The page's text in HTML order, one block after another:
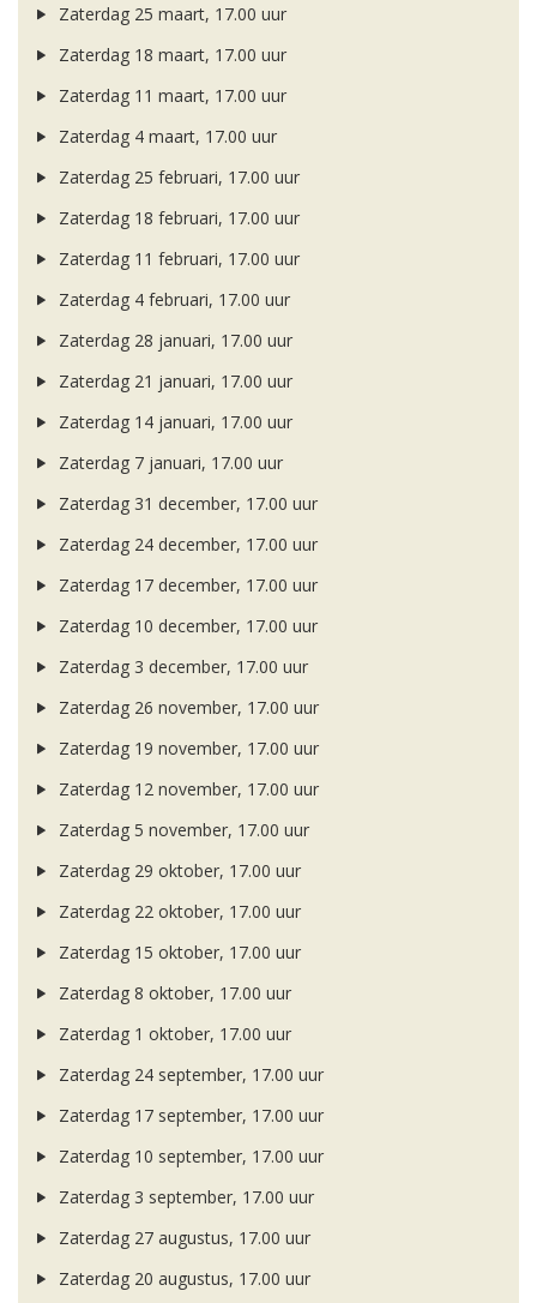
Zaterdag 25 maart, 17.00 uur
Zaterdag 18 maart, 17.00 uur
Zaterdag 11 maart, 17.00 uur
Zaterdag 4 maart, 17.00 uur
Zaterdag 25 februari, 17.00 uur
Zaterdag 18 februari, 17.00 uur
Zaterdag 11 februari, 17.00 uur
Zaterdag 4 februari, 17.00 uur
Zaterdag 28 januari, 17.00 uur
Zaterdag 21 januari, 17.00 uur
Zaterdag 14 januari, 17.00 uur
Zaterdag 7 januari, 17.00 uur
Zaterdag 31 december, 17.00 uur
Zaterdag 24 december, 17.00 uur
Zaterdag 17 december, 17.00 uur
Zaterdag 10 december, 17.00 uur
Zaterdag 3 december, 17.00 uur
Zaterdag 26 november, 17.00 uur
Zaterdag 19 november, 17.00 uur
Zaterdag 12 november, 17.00 uur
Zaterdag 5 november, 17.00 uur
Zaterdag 29 oktober, 17.00 uur
Zaterdag 22 oktober, 17.00 uur
Zaterdag 15 oktober, 17.00 uur
Zaterdag 8 oktober, 17.00 uur
Zaterdag 1 oktober, 17.00 uur
Zaterdag 24 september, 17.00 uur
Zaterdag 17 september, 17.00 uur
Zaterdag 10 september, 17.00 uur
Zaterdag 3 september, 17.00 uur
Zaterdag 27 augustus, 17.00 uur
Zaterdag 20 augustus, 17.00 uur